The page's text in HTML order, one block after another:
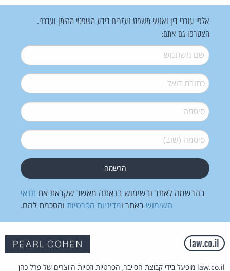
אלפי עורכי דין ואנשי משפט נעזרים בידע משפטי מהימן ועדכני.
הצטרפו גם אתם:
שם משתמש*
דואל*
סיסמה*
סיסמה (שוב)*
בהרשמה לאתר ובשימוש בו אתה מאשר שקראת את תנאי
השימוש באתר ומדיניות הפרטיות והסכמת להם.
law.co.il מופעל בידי קבוצת הסייבר, הפרטיות וזכויות היוצרים של פרל כהן